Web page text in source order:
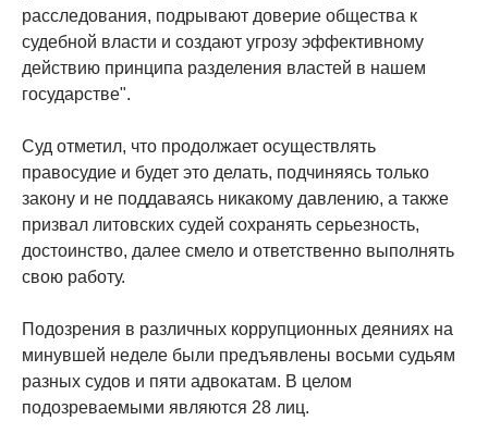
расследования, подрывают доверие общества к
судебной власти и создают угрозу эффективному
действию принципа разделения властей в нашем
государстве".
Суд отметил, что продолжает осуществлять
правосудие и будет это делать, подчиняясь только
закону и не поддаваясь никакому давлению, а также
призвал литовских судей сохранять серьезность,
достоинство, далее смело и ответственно выполнять
свою работу.
Подозрения в различных коррупционных деяниях на
минувшей неделе были предъявлены восьми судьям
разных судов и пяти адвокатам. В целом
подозреваемыми являются 28 лиц.